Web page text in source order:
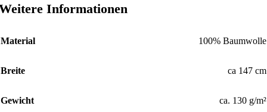
Informationen
Material 100% Baumwolle
Breite ca 147 cm
Gewicht ca. 130 g/m²